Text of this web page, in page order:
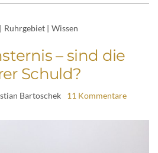
| Ruhrgebiet | Wissen
– sind die
Schuld?
Bartoschek 11 Kommentare